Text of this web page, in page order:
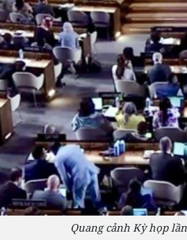
Quang cảnh Kỳ họp lần